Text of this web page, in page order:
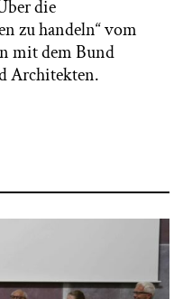
die
zu handeln“ vom
mit dem Bund
Architekten.